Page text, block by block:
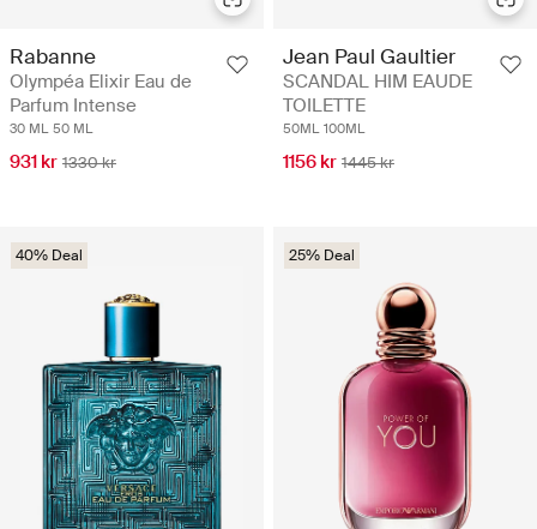
Rabanne
Olympéa Elixir Eau de
Parfum Intense
30 ML 50 ML
931 kr 1330 kr
Jean Paul Gaultier
SCANDAL HIM EAUDE
TOILETTE
50ML 100ML
1156 kr 1445 kr
40% Deal 25% Deal